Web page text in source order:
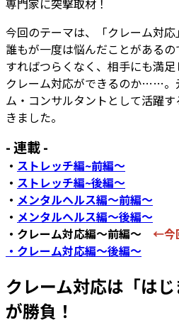
専門家に突撃取材！
今回のテーマは、「クレーム対応
誰もが一度は悩んだことがある
すればつらくなく、相手にも満
クレーム対応ができるのか……。
ム・コンサルタントとして活躍
きました。
- 連載 -
・ ストレッチ編~前編～
・ ストレッチ編~後編～
・ メンタルヘルス編～前編～
・ メンタルヘルス編～後編～
・クレーム対応編～前編～ ←今
・クレーム対応編～後編～
クレーム対応は「はじ
が勝負！